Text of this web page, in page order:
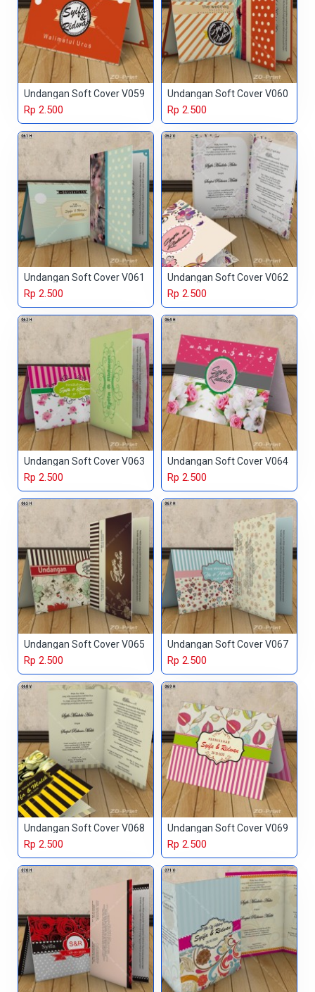
Undangan Soft Cover V059
Rp 2.500
Undangan Soft Cover V060
Rp 2.500
Undangan Soft Cover V061
Rp 2.500
Undangan Soft Cover V062
Rp 2.500
Undangan Soft Cover V063
Rp 2.500
Undangan Soft Cover V064
Rp 2.500
Undangan Soft Cover V065
Rp 2.500
Undangan Soft Cover V067
Rp 2.500
Undangan Soft Cover V068
Rp 2.500
Undangan Soft Cover V069
Rp 2.500